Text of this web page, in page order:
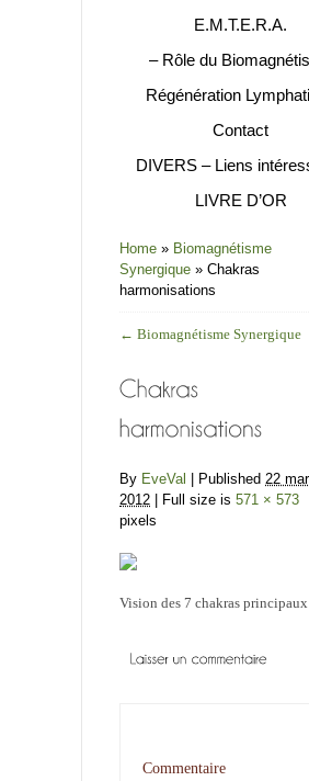
E.M.T.E.R.A.
– Rôle du
Régénération
Contact
DIVERS – Liens
LIVRE D’OR
Home » Biomagnétisme
Synergique » Chakras
harmonisations
← Biomagnétisme Synergique
By EveVal Published 22
2012 | Full size is 571 × 573
pixels
Vision des 7 chakras principaux
Commentaire